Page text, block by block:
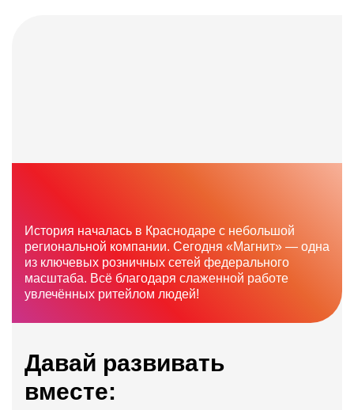
История началась в Краснодаре с небольшой
региональной компании. Сегодня «Магнит» — одна
из ключевых розничных сетей федерального
масштаба. Всё благодаря слаженной работе
увлечённых ритейлом людей!
Давай развивать
вместе: